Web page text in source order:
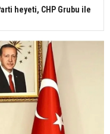
heyeti, CHP Grubu ile